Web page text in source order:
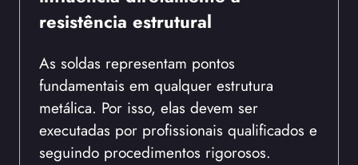
resistência estrutural
As soldas representam pontos
fundamentais em qualquer estrutura
metálica. Por isso, elas devem ser
executadas por profissionais qualificados e
seguindo procedimentos rigorosos.